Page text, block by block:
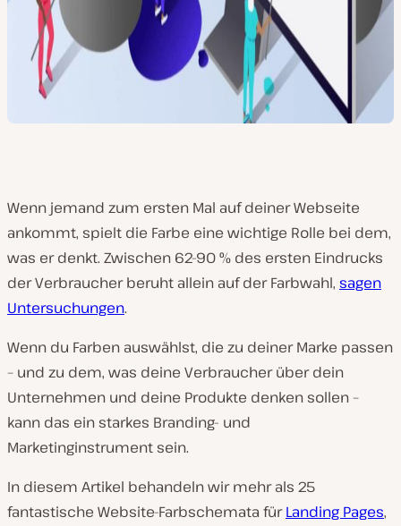
Wenn jemand zum ersten Mal auf deiner Webseite
ankommt, spielt die Farbe eine wichtige Rolle bei dem,
was er denkt. Zwischen 62-90 % des ersten Eindrucks
der Verbraucher beruht allein auf der Farbwahl, sagen
Untersuchungen.
Wenn du Farben auswählst, die zu deiner Marke passen
– und zu dem, was deine Verbraucher über dein
Unternehmen und deine Produkte denken sollen –
kann das ein starkes Branding- und
Marketinginstrument sein.
In diesem Artikel behandeln wir mehr als 25
fantastische Website-Farbschemata fürLanding Pages,